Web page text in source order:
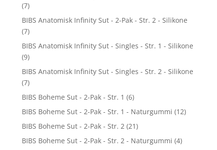
(7)
BIBS Anatomisk Infinity Sut - 2-Pak - Str. 2 - Silikone
(7)
BIBS Anatomisk Infinity Sut - Singles - Str. 1 - Silikone
(9)
BIBS Anatomisk Infinity Sut - Singles - Str. 2 - Silikone
(7)
BIBS Boheme Sut - 2-Pak - Str. 1 (6)
BIBS Boheme Sut - 2-Pak - Str. 1 - Naturgummi (12)
BIBS Boheme Sut - 2-Pak - Str. 2 (21)
BIBS Boheme Sut - 2-Pak - Str. 2 - Naturgummi (4)